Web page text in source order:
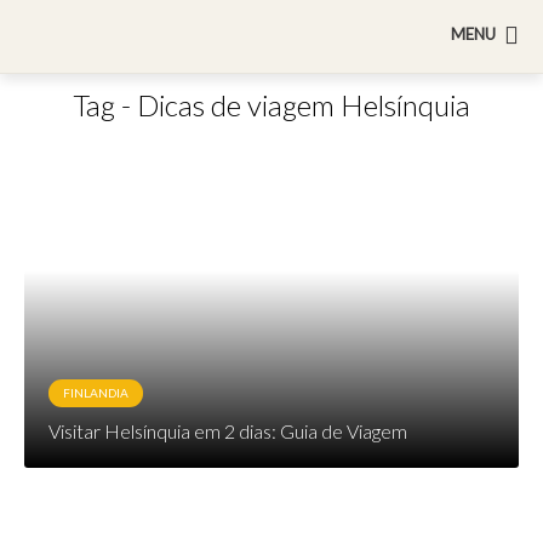
MENU
Tag - Dicas de viagem Helsínquia
FINLANDIA
Visitar Helsínquia em 2 dias: Guia de Viagem